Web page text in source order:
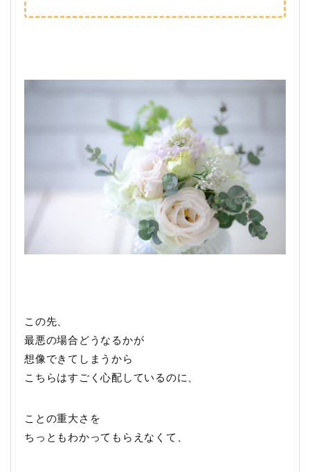
この先、
最悪の場合どうなるかが
想像できてしまうから
こちらはすごく心配しているのに、
ことの重大さを
ちっともわかってもらえなくて、